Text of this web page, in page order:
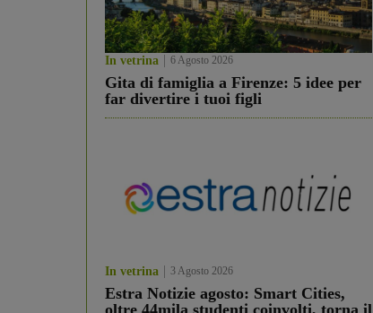
In vetrina 6 Agosto 2026
Gita di famiglia a Firenze: 5 idee per
far divertire i tuoi figli
In vetrina 3 Agosto 2026
Estra Notizie agosto: Smart Cities,